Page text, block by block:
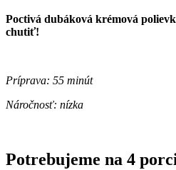
Poctivá dubáková krémová
chutiť!
Príprava: 55 minút
Náročnosť: nízka
Potrebujeme na 4